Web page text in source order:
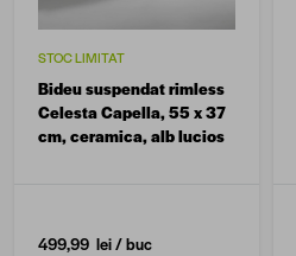
STOC LIMITAT
Bideu suspendat rimless
Celesta Capella, 55 x 37
cm, ceramica, alb lucios
499,99 lei/ buc